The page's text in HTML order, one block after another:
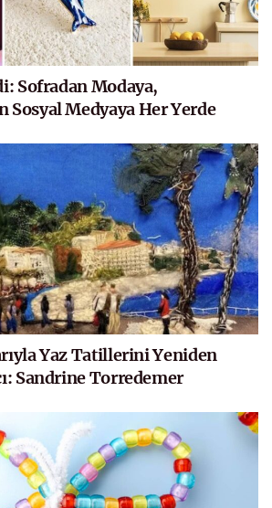
Sofradan Modaya,
Sosyal Medyaya Her Yerde
Yaz Tatillerini Yeniden
Sandrine Torredemer